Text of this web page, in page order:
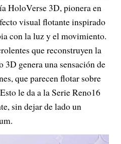
HoloVerse 3D, pionera en
visual flotante inspirado
con la luz y el movimiento.
que reconstruyen la
3D genera una sensación de
que parecen flotar sobre
le da a la Serie Reno16
sin dejar de lado un